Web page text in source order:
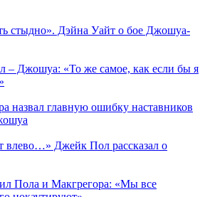
стыдно». Дэйна Уайт о бое Джошуа-
– Джошуа: «То же самое, как если бы я
назвал главную ошибку наставников
влево…» Джейк Пол рассказал о
Пола и Макгрегора: «Мы все